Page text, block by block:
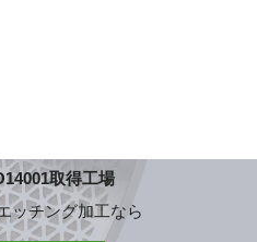
取得工場
ッチング加工なら